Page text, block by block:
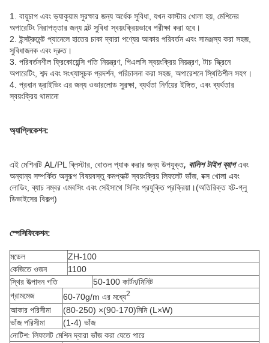
1. বায়ুচাপ এবং ভ্যাকুয়াম সুরক্ষার জন্য অর্ধেক সুবিধা, যখন কাস্টার খোলা হয়, মেশিনের
অপারেটিং নিরাপত্তার জন্য হল্ট সুবিধা স্বয়ংক্রিয়ভাবে পরীক্ষা করা হবে।
2. ইন্সট্রুমেন্ট প্যানেলে হাতের চাকা দ্বারা পণ্যের আকার পরিবর্তন এবং সামঞ্জস্য করা সহজ,
সুবিধাজনক এবং দ্রুত।
3. পরিবর্তনশীল ফ্রিকোয়েন্সি গতি নিয়ন্ত্রণ, পিএলসি স্বয়ংক্রিয় নিয়ন্ত্রণ, টাচ স্ক্রিনে
অপারেটিং, শব্দ এবং সংখ্যাসূচক প্রদর্শন, পরিচালনা করা সহজ, অপারেশনে স্থিতিশীল সহগ।
4. প্রধান ড্রাইভিং এর জন্য ওভারলোড সুরক্ষা, ব্যর্থতা নির্ণয়ের ইঙ্গিত, এবং ব্যর্থতার
স্বয়ংক্রিয় থামানো
অ্যাপ্লিকেশন:
এই মেশিনটি AL/PL ব্লিস্টার, বোতল প্যাক করার জন্য উপযুক্ত, বালিশ টাইপ ব্যাগএবং
অন্যান্য সম্পর্কিত অনুরূপ বিষয়বস্তু কমপ্যাক্ট স্বয়ংক্রিয় লিফলেট ভাঁজ, বক্স খোলা এবং
লোডিং, ব্যাচ নম্বর এমবসিং এবং সেইসাথে সিলিং প্রযুক্তি প্রক্রিয়া।(অতিরিক্ত হট-গ্লু
ডিভাইসের বিকল্প)
স্পেসিফিকেশন:
মডেল
ZH-100
কেজিতে ওজন
1100
স্থির উত্পাদন গতি
50-100 কার্টন/মিনিট
গ্রামমেজ
60-70g/m এর মধ্যে2
আকার পরিসীমা
(80-250) ×(90-170)মিমি (L×W)
ভাঁজ পরিসীমা
(1-4) ভাঁজ
নোটিশ: লিফলেট মেশিন দ্বারা ভাঁজ করা যেতে পারে